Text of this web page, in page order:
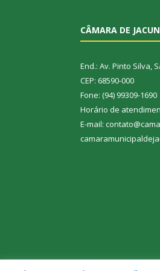
CÂMARA DE
End.: Av. Pinto Silva,
CEP: 68590-000
Fone: (94) 99309-1690
Horário de
E-mail: